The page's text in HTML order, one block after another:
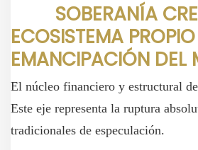
SOBERANÍA
ECOSISTEMA
EMANCIPACIÓN DEL
El núcleo financiero y estructural
Este eje representa la ruptura
tradicionales de especulación.